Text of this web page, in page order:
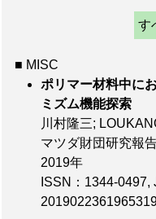
す
■ MISC
ポリマー材料中に
ミズ
川村隆三;
マツダ財団研究報
2019年
ISSN：1344-0497,